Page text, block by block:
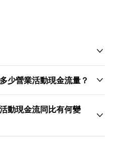

少營業活動現金流量？ 
動現金流同比有何變
